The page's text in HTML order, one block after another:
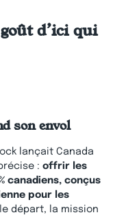
d’ici qui
son envol
lançait Canada
:offrir les
canadiens, conçus
pour les
le départ, la mission